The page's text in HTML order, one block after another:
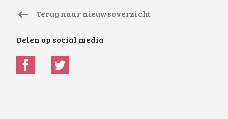
Terug naar nieuwsoverzicht
Delen op social media